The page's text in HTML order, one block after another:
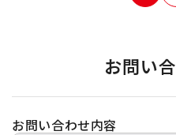
お問い
お問い合わせ内容